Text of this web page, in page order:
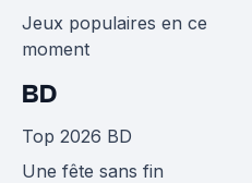
Jeux populaires en ce
moment
BD
Top 2026 BD
Une fête sans fin